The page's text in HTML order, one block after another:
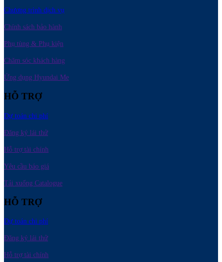
Chương trình dịch vụ
Chính sách bảo hành
Phụ tùng & Phụ kiện
Chăm sóc khách hàng
Ứng dụng Hyundai Me
HỖ TRỢ
Dự toán chi phí
Đăng ký lái thử
Hỗ trợ tài chính
Yêu cầu báo giá
Tải xuống Catalogue
HỖ TRỢ
Dự toán chi phí
Đăng ký lái thử
Hỗ trợ tài chính